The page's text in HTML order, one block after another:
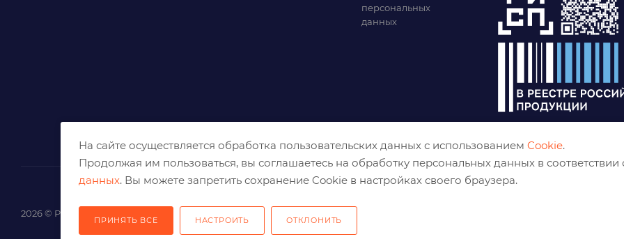
персональных
данных
2026 © Решения для эффективного шлифования и реза
На сайте осуществляется обработка пользовательских данных с использованием Cookie.
Продолжая им пользоваться, вы соглашаетесь на обработку персональных данных в соответствии
данных. Вы можете запретить сохранение Cookie в настройках своего браузера.
ПРИНЯТЬ ВСЕ НАСТРОИТЬ ОТКЛОНИТЬ